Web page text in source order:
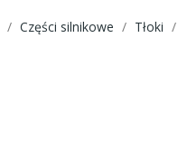
Części silnikowe Tłoki